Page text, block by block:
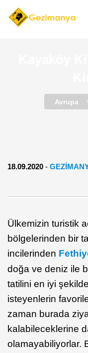
Avrupa
18.09.2020 -
Ülkemizin turistik
bölgelerinden bir
incilerinden
doğa ve deniz ile
tatilini en iyi
isteyenlerin
zaman burada
kalabileceklerine
olamayabiliyorlar.